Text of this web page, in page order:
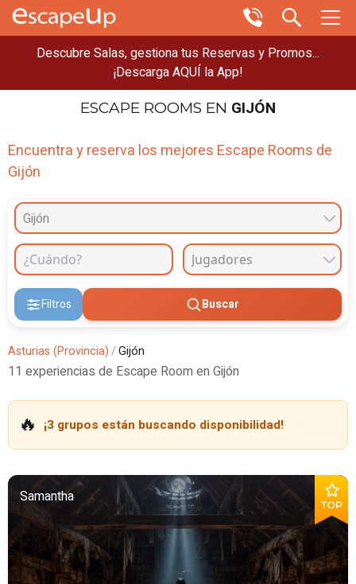
Descubre Salas, gestiona tus Reservas y Promos...
¡Descarga AQUÍ la App!
ESCAPE ROOMS EN GIJÓN
Encuentra y reserva los mejores Escape Rooms de
Gijón
Gijón
Filtros Buscar
Asturias (Provincia)/Gijón
11 experiencias de Escape Room en Gijón
🔥 ¡3 grupos están buscando disponibilidad!
TOP
Samantha